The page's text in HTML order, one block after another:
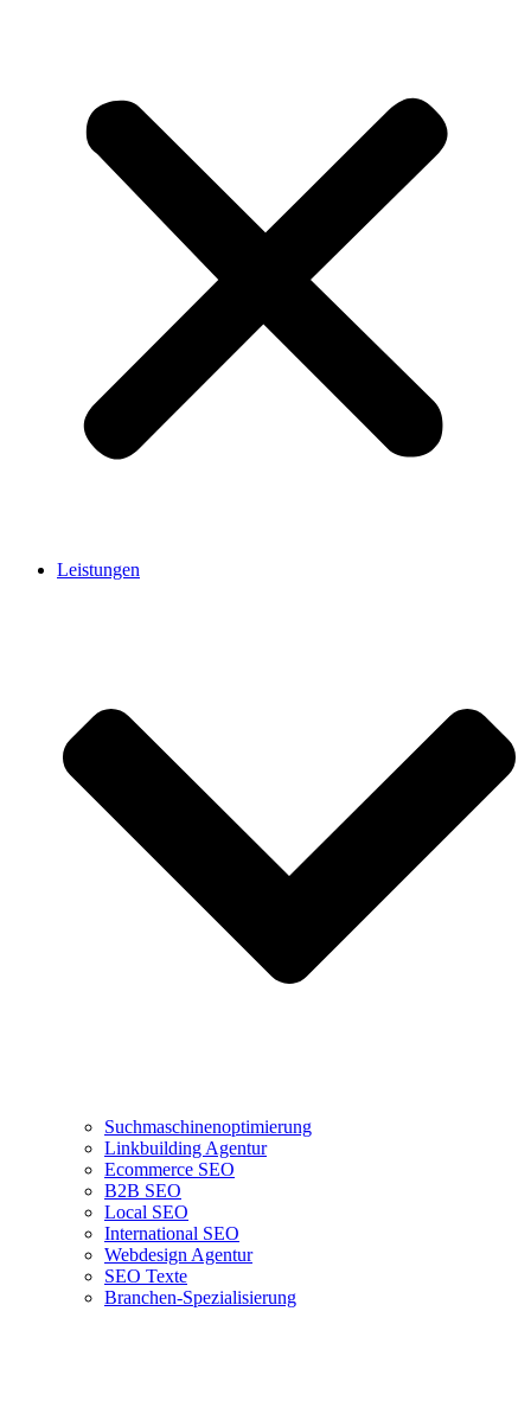
Leistungen
Suchmaschinenoptimierung
Linkbuilding Agentur
Ecommerce SEO
B2B SEO
Local SEO
International SEO
Webdesign Agentur
SEO Texte
Branchen-Spezialisierung